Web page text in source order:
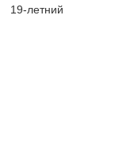
19-летний